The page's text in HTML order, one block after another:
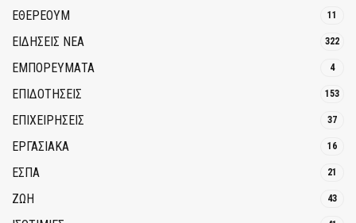
ΕΘΈΡΕΟΥΜ 11
ΕΙΔΗΣΕΙΣ ΝΕΑ 322
ΕΜΠΟΡΕΥΜΑΤΑ 4
ΕΠΙΔΟΤΗΣΕΙΣ 153
ΕΠΙΧΕΙΡΗΣΕΙΣ 37
ΕΡΓΑΣΙΑΚΑ 16
ΕΣΠΑ 21
ΖΩΗ 43